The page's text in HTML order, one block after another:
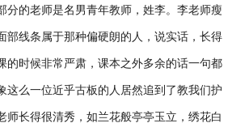
的老师是名男青年教师，姓李。李老师瘦
部线条属于那种偏硬朗的人，说实话，长得
的时候非常严肃，课本之外多余的话一句都
这么一位近乎古板的人居然追到了教我们护
师长得很清秀，如兰花般亭亭玉立，绣花白